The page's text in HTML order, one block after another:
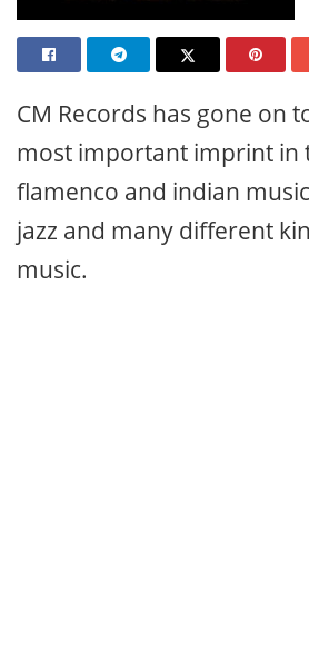
CM Records has gone on
most important imprint in
flamenco and indian
jazz and many different
music.